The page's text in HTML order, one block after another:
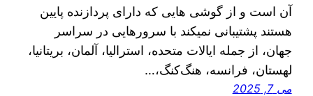
آن است و از گوشی هایی که دارای پردازنده پایین
هستند پشتیبانی نمیکند با سرورهایی در سراسر
جهان، از جمله ایالات متحده، استرالیا، آلمان، بریتانیا،
لهستان، فرانسه، هنگ‌کنگ،…
می 7, 2025